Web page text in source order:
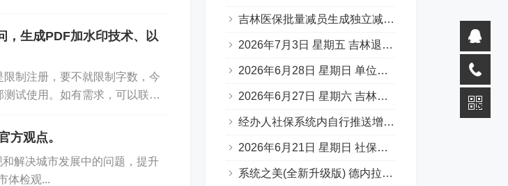
，生成PDF加水印技术、以
制注册，要不就限制字数，今
试使用。如有需求，可以联系
方观点。
解决城市发展中的问题，提升
体检观...
吉林医保批量减员生成独立减员表图片
2026年7月3日 星期五 吉林退休一件事 材料说明 （转载）
2026年6月28日 星期日 单位缴费基数申报承诺书
2026年6月27日 星期六 吉林省50岁退休，啥条件？
经办人社保系统内自行推送增减员步骤
2026年6月21日 星期日 社保补缴 官方口述：
系统之美(全新升级版) 德内拉梅多斯